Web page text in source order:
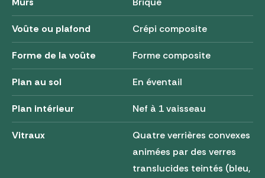
Voûte ou plafond Crépi composite
Forme de la voûte Forme composite
Plan au sol En éventail
Plan intérieur Nef à 1 vaisseau
Vitraux
Quatre verrières convexes
animées par des verres
translucides teintés (bleu,